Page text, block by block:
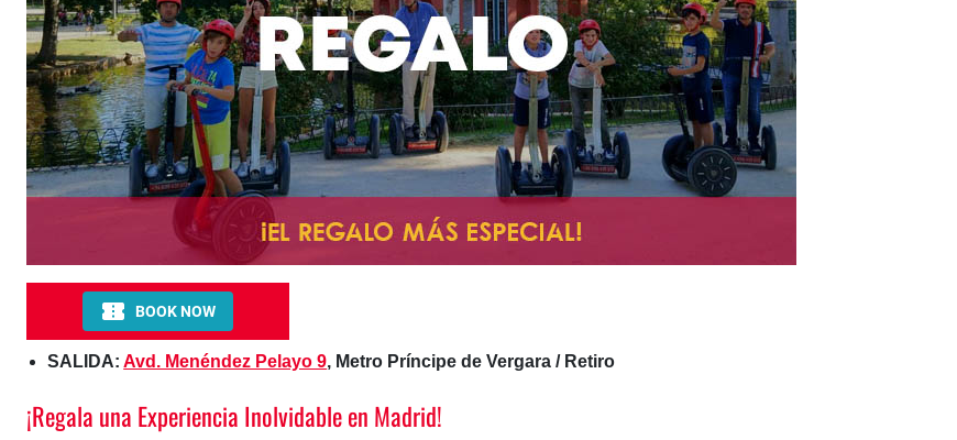
SALIDA:Avd. Menéndez Pelayo 9, Metro Príncipe de Vergara / Retiro
¡Regala una Experiencia Inolvidable en Madrid!